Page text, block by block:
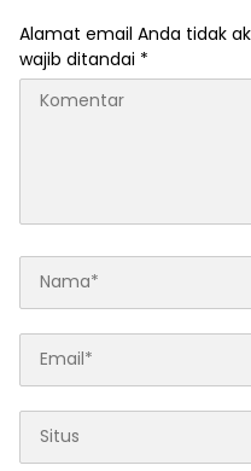
Alamat email Anda tidak
wajib ditandai *